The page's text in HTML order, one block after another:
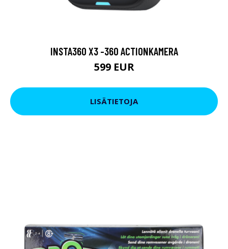
INSTA360 X3 -360 ACTIONKAMERA
599 EUR
LISÄTIETOJA